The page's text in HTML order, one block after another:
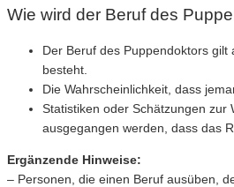
Wie wird der Beruf des
Der Beruf des Puppendoktors
besteht.
Die Wahrscheinlichkeit, dass
Statistiken oder Schätzungen zur
ausgegangen werden, dass das
Ergänzende Hinweise:
– Personen, die einen Beruf ausüben,